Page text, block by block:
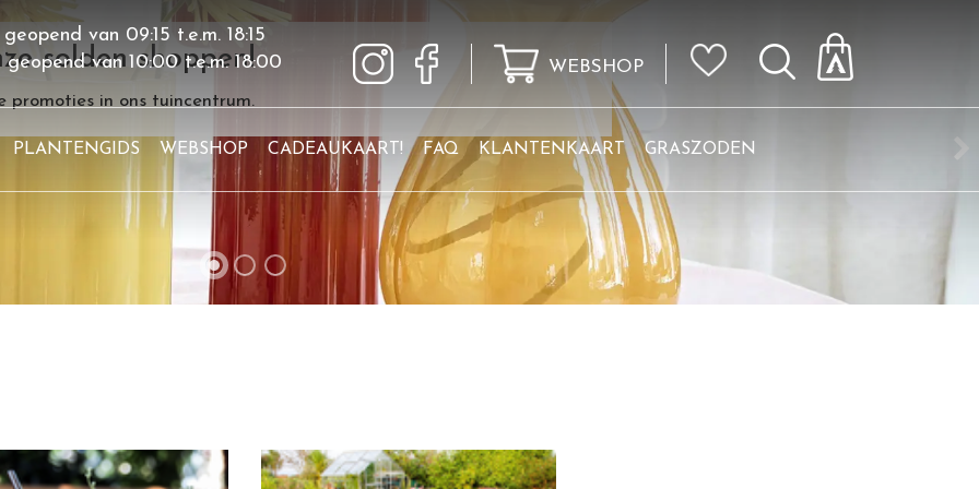
solden shoppen!
promoties in ons tuincentrum.
van 09:15 t.e.m. 18:15
geopend van10:00t.e.m.18:00 WEBSHOP
PLANTENGIDS WEBSHOP CADEAUKAART! FAQ KLANTENKAART GRASZODEN